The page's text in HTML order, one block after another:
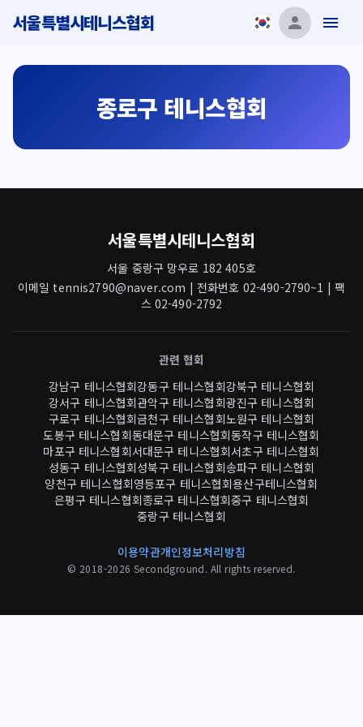
서울특별시테니스협회
종로구 테니스협회
서울특별시테니스협회
서울 중랑구 망우로 182 405호
이메일 tennis2790@naver.com | 전화번호 02-490-2790~1 | 팩
스 02-490-2792
관련 협회
강남구 테니스협회강동구 테니스협회강북구 테니스협회
강서구 테니스협회관악구 테니스협회광진구 테니스협회
구로구 테니스협회금천구 테니스협회노원구 테니스협회
도봉구 테니스협회동대문구 테니스협회동작구 테니스협회
마포구 테니스협회서대문구 테니스협회서초구 테니스협회
성동구 테니스협회성북구 테니스협회송파구 테니스협회
양천구 테니스협회영등포구 테니스협회용산구테니스협회
은평구 테니스협회종로구 테니스협회중구 테니스협회
중랑구 테니스협회
이용약관개인정보처리방침
© 2018-2026 Secondground. All rights reserved.